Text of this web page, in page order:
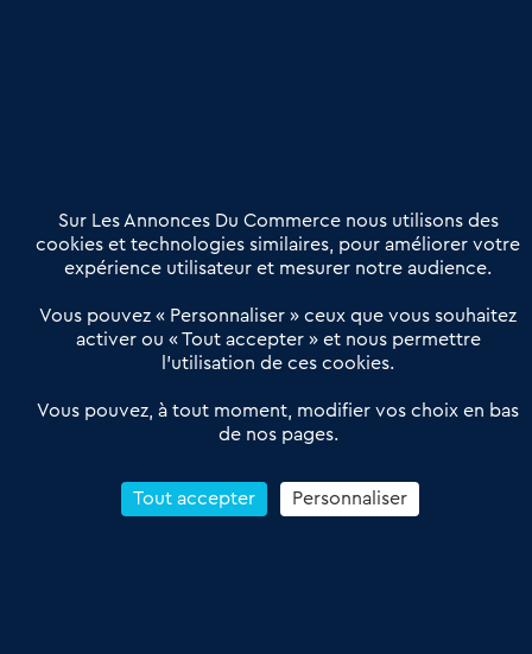
Offres Pro
Actualités
Qui sommes nous ?
Derniers articles
Réseau 3C : un partenaire national dédié aux transactions
Petitscommerces : Un partenariat au service du commerce de
proximité et des territoires
Reprendre un Restaurant Rapide
Sur Les Annonces Du Commerce nous utilisons des
cookies et technologies similaires, pour améliorer votre
expérience utilisateur et mesurer notre audience.
Vous pouvez « Personnaliser » ceux que vous souhaitez
activer ou « Tout accepter » et nous permettre
l’utilisation de ces cookies.
Vous pouvez, à tout moment, modifier vos choix en bas
de nos pages.
Tout accepter Personnaliser